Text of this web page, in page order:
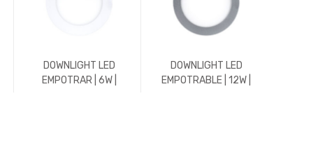
DOWNLIGHT LED
EMPOTRAR | 6W |
DOWNLIGHT LED
EMPOTRABLE | 12W |